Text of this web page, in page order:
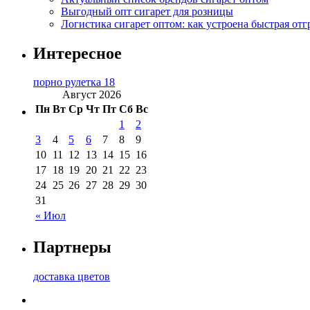
Выгодный опт сигарет для розницы
Логистика сигарет оптом: как устроена быстрая
Интересное
порно рулетка 18
Август 2026
Пн Вт Ср Чт Пт Сб Вс
« Июл
1
2
3
4 5 6 7 8
9
10 11 12 13 14 15 16
17 18 19 20 21 22 23
24 25 26 27 28 29 30
31
Партнеры
доставка цветов